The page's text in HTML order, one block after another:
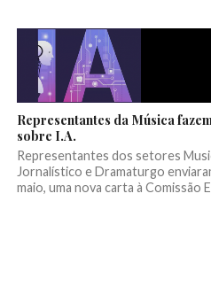
Representantes da Música
sobre I.A.
Representantes dos setores
Jornalístico e Dramaturgo
maio, uma nova carta à Comissão